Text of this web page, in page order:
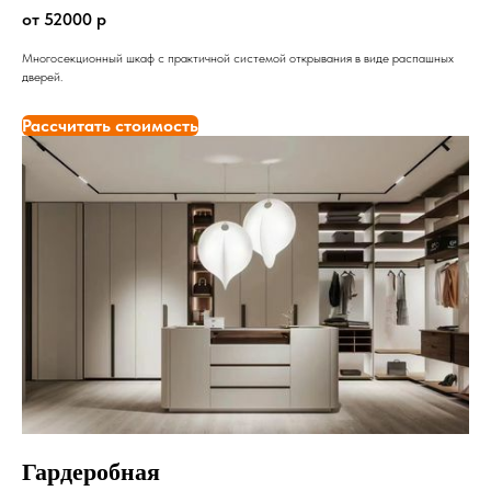
от 52000 р
Многосекционный шкаф с практичной системой открывания в виде распашных
дверей.
Рассчитать стоимость
Гардеробная